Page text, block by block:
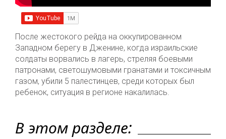
После жестокого рейда на оккупированном
Западном берегу в Дженине, когда израильские
солдаты ворвались в лагерь, стреляя боевыми
патронами, светошумовыми гранатами и токсичным
газом, убили 5 палестинцев, среди которых был
ребенок, ситуация в регионе накалилась.
В этом разделе: